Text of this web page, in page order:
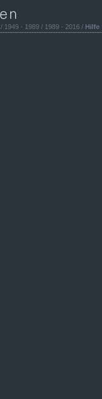
/ 1949 - 1989 / 1989 - 2016 / Hilfe